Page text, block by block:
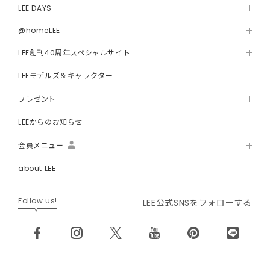
LEE DAYS
@homeLEE
LEE創刊40周年スペシャルサイト
LEEモデルズ＆キャラクター
プレゼント
LEEからのお知らせ
会員メニュー
about LEE
Follow us! LEE公式SNSをフォローする